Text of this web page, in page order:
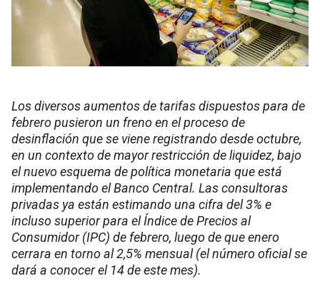
Los diversos aumentos de tarifas dispuestos para de
febrero pusieron un freno en el proceso de
desinflación que se viene registrando desde octubre,
en un contexto de mayor restricción de liquidez, bajo
el nuevo esquema de política monetaria que está
implementando el Banco Central. Las consultoras
privadas ya están estimando una cifra del 3% e
incluso superior para el Índice de Precios al
Consumidor (IPC) de febrero, luego de que enero
cerrara en torno al 2,5% mensual (el número oficial se
dará a conocer el 14 de este mes).